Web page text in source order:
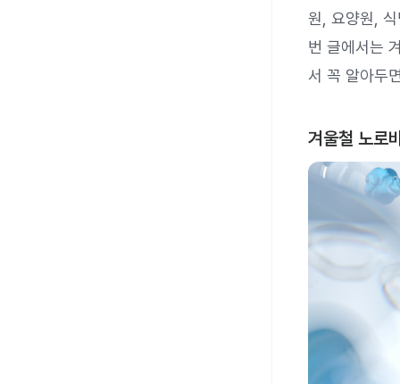
원, 요양원,
번 글에서는
서 꼭 알아두
겨울철 노로